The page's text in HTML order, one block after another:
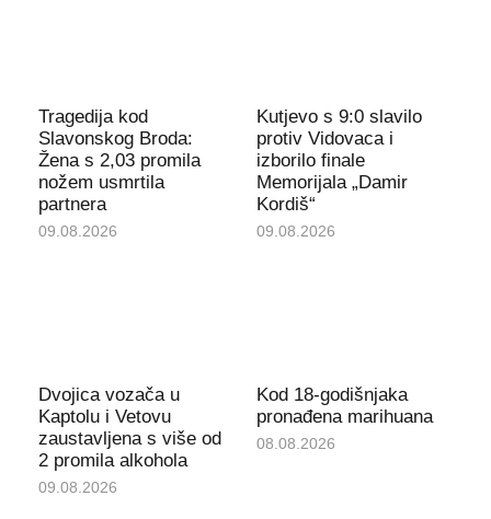
Tragedija kod
Slavonskog Broda:
Žena s 2,03 promila
nožem usmrtila
partnera
09.08.2026
Kutjevo s 9:0 slavilo
protiv Vidovaca i
izborilo finale
Memorijala „Damir
Kordiš“
09.08.2026
Dvojica vozača u
Kaptolu i Vetovu
zaustavljena s više od
2 promila alkohola
09.08.2026
Kod 18-godišnjaka
pronađena marihuana
08.08.2026